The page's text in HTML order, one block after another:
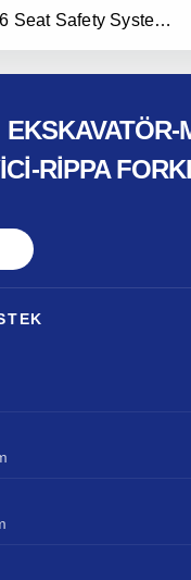
RIPPA R10/R06 Seat Safety System Upgrade — Effective July 22, 2026
EKSKAVATÖR-
RIPPA